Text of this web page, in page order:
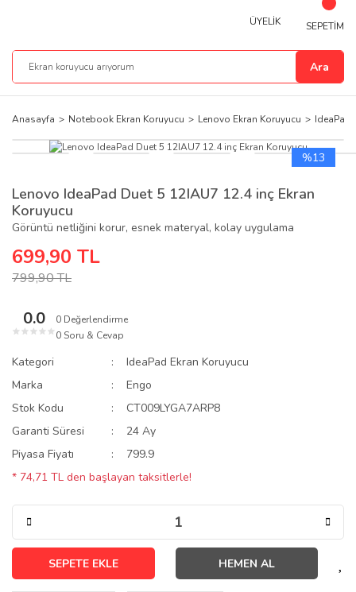
Ara
ÜYELİK SEPETİM
Anasayfa Notebook Ekran Koruyucu Lenovo Ekran Koruyucu IdeaPad
%13
Lenovo IdeaPad Duet 5 12IAU7 12.4 inç Ekran
Koruyucu
Görüntü netliğini korur, esnek materyal, kolay uygulama
699,90 TL
799,90 TL
0.0
★ ★ ★ ★ ★
0 Değerlendirme
0 Soru & Cevap
Kategori
IdeaPad Ekran Koruyucu
Marka
Engo
Stok Kodu
CT009LYGA7ARP8
Garanti Süresi
24 Ay
Piyasa Fiyatı
799.9
* 74,71 TL den başlayan taksitlerle!
SEPETE EKLE HEMEN AL